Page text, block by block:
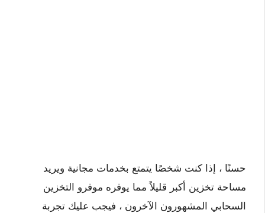
حسنًا ، إذا كنت شخصًا يتمتع بخدمات مجانية ويريد
مساحة تخزين أكبر قليلاً مما يوفره موفرو التخزين
السحابي المشهورون الآخرون ، فيجب عليك تجربة